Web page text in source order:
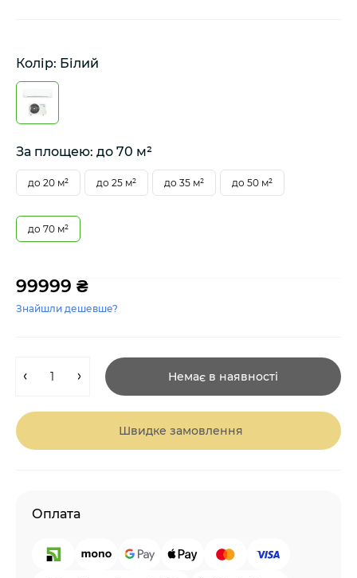
Колір: Білий
За площею: до 70 м²
до 20 м² до 25 м² до 35 м² до 50 м²
до 70 м²
99999 ₴
Знайшли дешевше?
Немає в наявності
Швидке замовлення
Оплата